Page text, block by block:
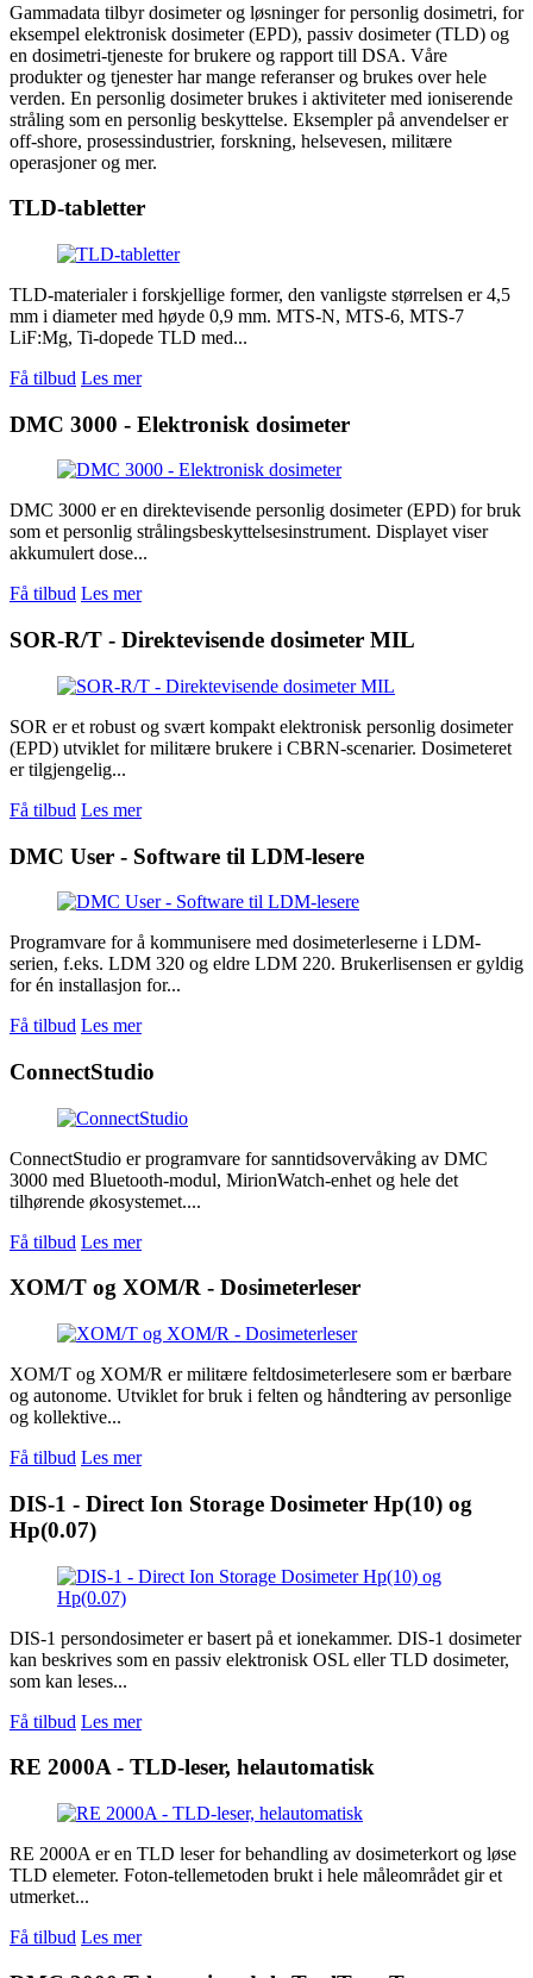
Gammadata tilbyr dosimeter og løsninger for personlig dosimetri, for
eksempel elektronisk dosimeter (EPD), passiv dosimeter (TLD) og
en dosimetri-tjeneste for brukere og rapport till DSA. Våre
produkter og tjenester har mange referanser og brukes over hele
verden. En personlig dosimeter brukes i aktiviteter med ioniserende
stråling som en personlig beskyttelse. Eksempler på anvendelser er
off-shore, prosessindustrier, forskning, helsevesen, militære
operasjoner og mer.
TLD-tabletter
TLD-materialer i forskjellige former, den vanligste størrelsen er 4,5
mm i diameter med høyde 0,9 mm. MTS-N, MTS-6, MTS-7
LiF:Mg, Ti-dopede TLD med...
Få tilbud Les mer
DMC 3000 - Elektronisk dosimeter
DMC 3000 er en direktevisende personlig dosimeter (EPD) for bruk
som et personlig strålingsbeskyttelsesinstrument. Displayet viser
akkumulert dose...
Få tilbud Les mer
SOR-R/T - Direktevisende dosimeter MIL
SOR er et robust og svært kompakt elektronisk personlig dosimeter
(EPD) utviklet for militære brukere i CBRN-scenarier. Dosimeteret
er tilgjengelig...
Få tilbud Les mer
DMC User - Software til LDM-lesere
Programvare for å kommunisere med dosimeterleserne i LDM-
serien, f.eks. LDM 320 og eldre LDM 220. Brukerlisensen er gyldig
for én installasjon for...
Få tilbud Les mer
ConnectStudio
ConnectStudio er programvare for sanntidsovervåking av DMC
3000 med Bluetooth-modul, MirionWatch-enhet og hele det
tilhørende økosystemet....
Få tilbud Les mer
XOM/T og XOM/R - Dosimeterleser
XOM/T og XOM/R er militære feltdosimeterlesere som er bærbare
og autonome. Utviklet for bruk i felten og håndtering av personlige
og kollektive...
Få tilbud Les mer
DIS-1 - Direct Ion Storage Dosimeter Hp(10) og
Hp(0.07)
DIS-1 persondosimeter er basert på et ionekammer. DIS-1 dosimeter
kan beskrives som en passiv elektronisk OSL eller TLD dosimeter,
som kan leses...
Få tilbud Les mer
RE 2000A - TLD-leser, helautomatisk
RE 2000A er en TLD leser for behandling av dosimeterkort og løse
TLD elemeter. Foton-tellemetoden brukt i hele måleområdet gir et
utmerket...
Få tilbud Les mer